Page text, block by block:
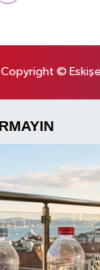
Copyright ©